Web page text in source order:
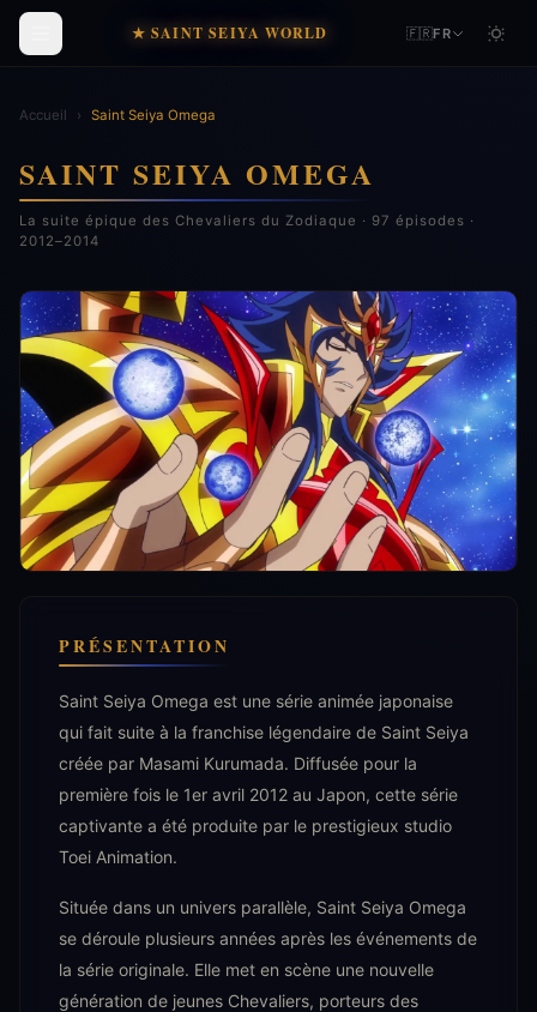
★ SAINT SEIYA WORLD 🇫🇷FR
Accueil › Saint Seiya Omega
SAINT SEIYA OMEGA
La suite épique des Chevaliers du Zodiaque · 97 épisodes ·
2012–2014
PRÉSENTATION
Saint Seiya Omega est une série animée japonaise
qui fait suite à la franchise légendaire de Saint Seiya
créée par Masami Kurumada. Diffusée pour la
première fois le 1er avril 2012 au Japon, cette série
captivante a été produite par le prestigieux studio
Toei Animation.
Située dans un univers parallèle, Saint Seiya Omega
se déroule plusieurs années après les événements de
la série originale. Elle met en scène une nouvelle
génération de jeunes Chevaliers, porteurs des